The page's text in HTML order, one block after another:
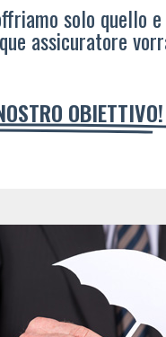
solo quello
assicuratore
OBIETTIVO!